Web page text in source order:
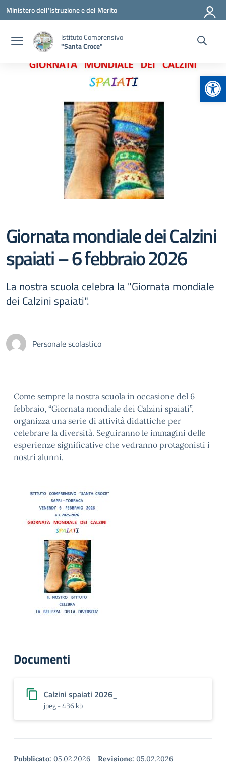
Vai ai contenuti
Vai al menu di navigazione
Vai al footer
Ministero dell'Istruzione e del Merito
Istituto Comprensivo
"Santa Croce"
Giornata mondiale dei Calzini
spaiati – 6 febbraio 2026
La nostra scuola celebra la "Giornata mondiale
dei Calzini spaiati".
Personale scolastico
Come sempre la nostra scuola in occasione del 6
febbraio, “Giornata mondiale dei Calzini spaiati”,
organizza una serie di attività didattiche per
celebrare la diversità. Seguiranno le immagini delle
esperienze significative che vedranno protagonisti i
nostri alunni.
Documenti
Calzini spaiati 2026_
jpeg - 436 kb
Pubblicato: 05.02.2026 - Revisione: 05.02.2026